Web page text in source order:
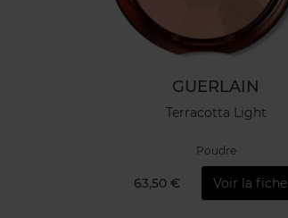
GUERLAIN
Terracotta Light
Poudre
63,50 € Voir la fiche